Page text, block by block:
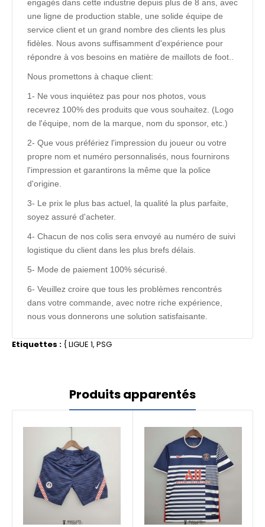
engagés dans cette industrie depuis plus de 8 ans, avec
une ligne de production stable, une solide équipe de
service client et un grand nombre des clients les plus
fidèles. Nous avons suffisamment d'expérience pour
répondre à vos besoins en matière de maillots de foot..
Nous promettons à chaque client:
1- Ne vous inquiétez pas pour nos photos, vous
recevrez 100% des produits que vous souhaitez. (Logo
de l'équipe, nom de la marque, nom du sponsor, etc.)
2- Que vous préfériez l'impression du joueur ou votre
propre nom et numéro personnalisés, nous fournirons
l'impression et garantirons la même que la police
d'origine.
3- Le prix le plus bas actuel, la qualité la plus parfaite,
soyez assuré d'acheter.
4- Chacun de nos colis sera envoyé au numéro de suivi
logistique du client dans les plus brefs délais.
5- Mode de paiement 100% sécurisé.
6- Veuillez croire que tous les problèmes rencontrés
dans votre commande, avec notre riche expérience,
nous vous donnerons une solution satisfaisante.
Etiquettes : {LIGUE 1, PSG
Produits apparentés